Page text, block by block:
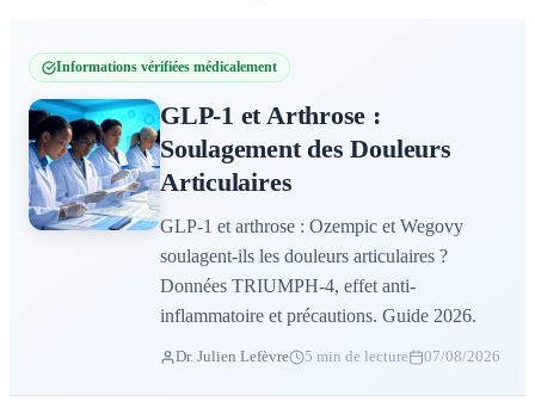
Informations vérifiées médicalement
GLP-1 et Arthrose :
Soulagement des Douleurs
Articulaires
GLP-1 et arthrose : Ozempic et Wegovy
soulagent-ils les douleurs articulaires ?
Données TRIUMPH-4, effet anti-
inflammatoire et précautions. Guide 2026.
Dr. Julien Lefèvre 5 min de lecture 07/08/2026